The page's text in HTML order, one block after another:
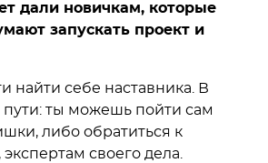
дали новичкам, которые
запускать проект и
найти себе наставника. В
пути: ты можешь пойти сам
либо обратиться к
своего дела.